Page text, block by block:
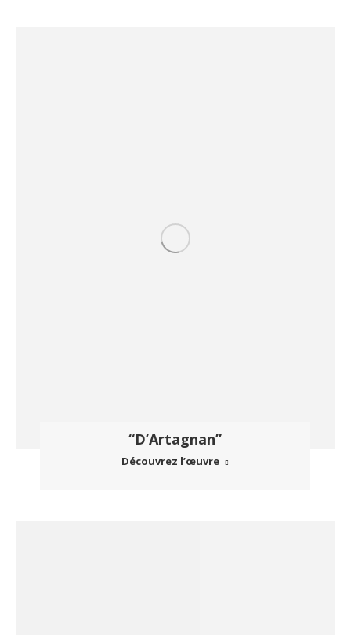
“D’Artagnan”
Découvrez l’œuvre